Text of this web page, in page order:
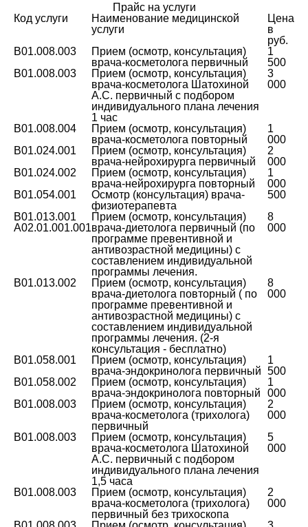
Прайс на услуги
Код услуги
Наименование медицинской
услуги
Цена
в
руб.
B01.008.003
Прием (осмотр, консультация)
врача-косметолога первичный
1
500
B01.008.003
Прием (осмотр, консультация)
врача-косметолога Шатохиной
А.С. первичный с подбором
индивидуального плана лечения
1 час
3
000
B01.008.004
Прием (осмотр, консультация)
врача-косметолога повторный
1
000
B01.024.001
Прием (осмотр, консультация)
врача-нейрохирурга первичный
2
000
B01.024.002
Прием (осмотр, консультация)
врача-нейрохирурга повторный
1
000
B01.054.001
Осмотр (консультация) врача-
физиотерапевта
500
B01.013.001
A02.01.001.001
Прием (осмотр, консультация)
врача-диетолога первичный (по
программе превентивной и
антивозрастной медицины) с
составлением индивидуальной
программы лечения.
8
000
B01.013.002
Прием (осмотр, консультация)
врача-диетолога повторный ( по
программе превентивной и
антивозрастной медицины) с
составлением индивидуальной
программы лечения. (2-я
консультация - бесплатно)
8
000
B01.058.001
Прием (осмотр, консультация)
врача-эндокринолога первичный
1
500
B01.058.002
Прием (осмотр, консультация)
врача-эндокринолога повторный
1
000
B01.008.003
Прием (осмотр, консультация)
врача-косметолога (трихолога)
первичный
2
000
B01.008.003
Прием (осмотр, консультация)
врача-косметолога Шатохиной
А.С. первичный с подбором
индивидуального плана лечения
1,5 часа
5
000
B01.008.003
Прием (осмотр, консультация)
врача-косметолога (трихолога)
первичный без трихоскопа
2
000